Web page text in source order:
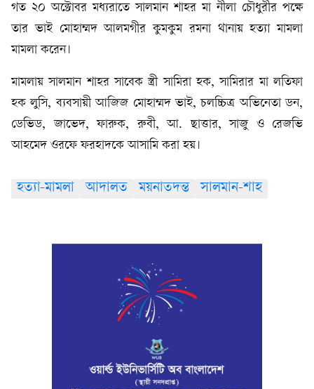
গত ২০ অক্টোবর মধ্যরাতে সালমান শাহর মা নীলা চৌধুরীর পক্ষে
তার ভাই মোহাম্মদ আলমগীর কুমকুম রমনা থানায় হত্যা মামলা
মামলা করেন।
মামলায় সালমান শাহর সাবেক স্ত্রী সামিরা হক, সামিরার মা লতিফা
হক লুসি, ব্যবসায়ী আজিজ মোহাম্মদ ভাই, চলচ্চিত্র অভিনেতা ডন,
ডেভিড, জাভেদ, ফারুক, রুবী, আ. ছাত্তার, সাজু ও রেজভি
আহমেদ ওরফে ফরহাদকে আসামি করা হয়।
হত্যা-মামলা আদালত ময়নাতদন্ত সালমান-শাহ